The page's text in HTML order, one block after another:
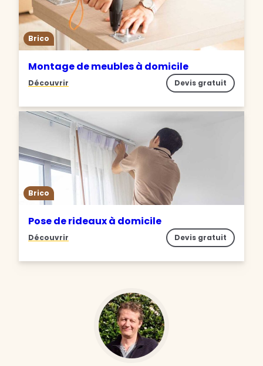
Brico
Montage de meubles à domicile
Découvrir Devis gratuit
Brico
Pose de rideaux à domicile
Découvrir Devis gratuit